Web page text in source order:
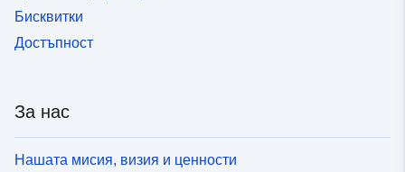
Бисквитки
Достъпност
За нас
Нашата мисия, визия и ценности